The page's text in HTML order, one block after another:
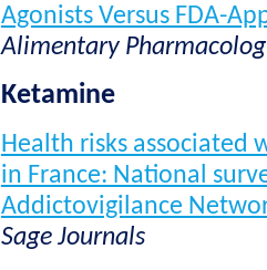
Agonists Versus FDA-
Alimentary
Ketamine
Health risks associated
in France: National
Addictovigilance
Sage Journals